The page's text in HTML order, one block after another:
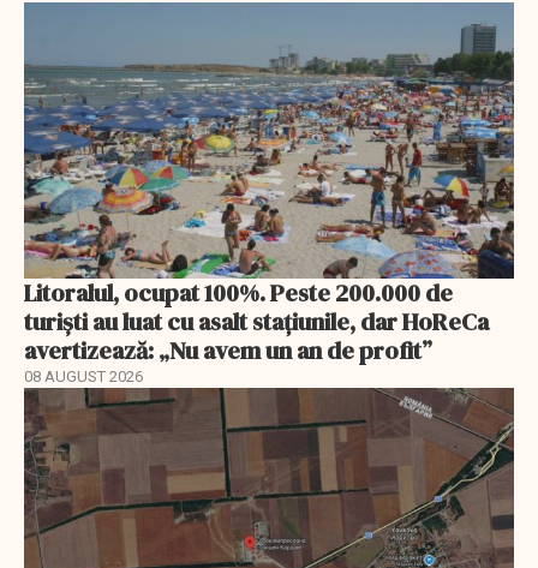
Litoralul, ocupat 100%. Peste 200.000 de
turiști au luat cu asalt stațiunile, dar HoReCa
avertizează: „Nu avem un an de profit”
08 AUGUST 2026